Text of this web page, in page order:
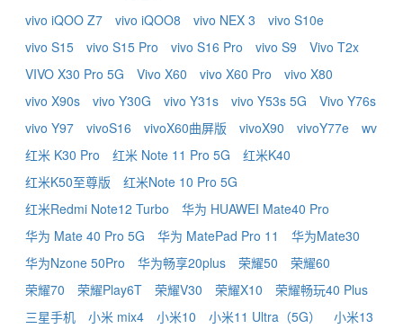
vivo iQOO Z7
vivo iQOO8 vivo NEX 3
vivo S10e
vivo S15
vivo S15 Pro vivo S16 Pro vivo S9
Vivo T2x
VIVO X30 Pro 5G
Vivo X60 vivo X60 Pro
vivo X80
vivo X90s
vivo Y30G vivo Y31s vivo Y53s 5G
Vivo Y76s
vivo Y97
vivoS16 vivoX60曲屏版 vivoX90 vivoY77e
wv
红米 K30 Pro
红米 Note 11 Pro 5G
红米K40
红米K50至尊版
红米Note 10 Pro 5G
红米Redmi Note12 Turbo
华为 HUAWEI Mate40 Pro
华为 Mate 40 Pro 5G
华为 MatePad Pro 11
华为Mate30
华为Nzone 50Pro
华为畅享20plus 荣耀50
荣耀60
荣耀70
荣耀Play6T 荣耀V30 荣耀X10
荣耀畅玩40 Plus
三星手机
小米 mix4 小米10 小米11 Ultra（5G）
小米13